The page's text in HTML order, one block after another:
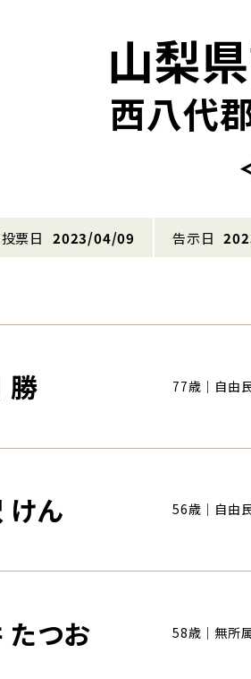
山梨
西八代
投票日 2023/04/09 告示日
勝 77歳｜自由
けん 56歳｜自由
たつお 58歳｜無所